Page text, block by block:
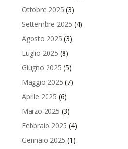
Ottobre 2025 (3)
Settembre 2025 (4)
Agosto 2025 (3)
Luglio 2025 (8)
Giugno 2025 (5)
Maggio 2025 (7)
Aprile 2025 (6)
Marzo 2025 (3)
Febbraio 2025 (4)
Gennaio 2025 (1)